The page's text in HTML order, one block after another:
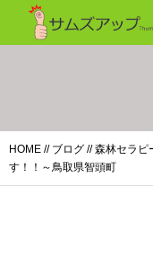
HOME // ブログ // 森林セラピ
す！！～鳥取県智頭町